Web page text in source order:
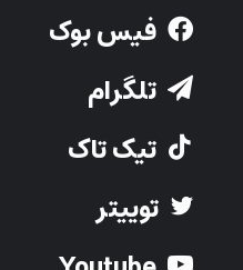
فیس بوک
تلگرام
تیک تاک
توییتر